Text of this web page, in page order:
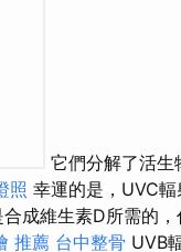
它們分解了活
照 幸運的是，UVC
成維生素D所需的，
推薦 台中整骨 UVB